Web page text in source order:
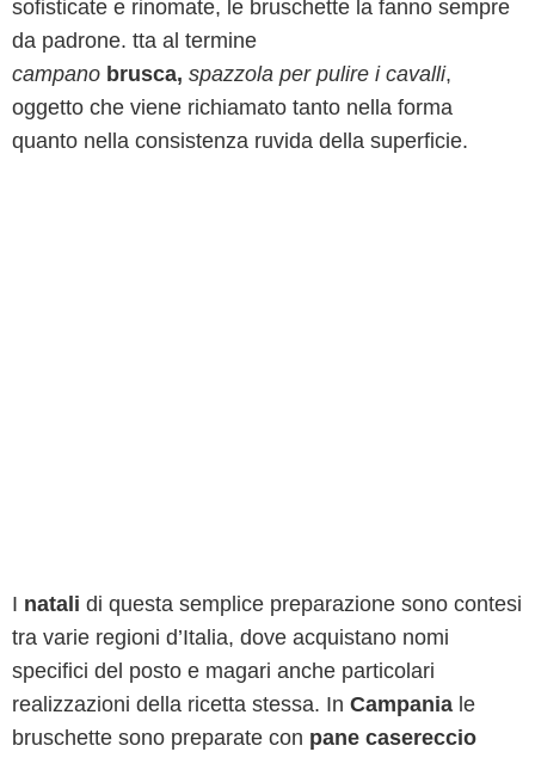
sofisticate e rinomate, le bruschette la fanno sempre
da padrone. tta al termine
campano brusca, spazzola per pulire i cavalli,
oggetto che viene richiamato tanto nella forma
quanto nella consistenza ruvida della superficie.
I natali di questa semplice preparazione sono contesi
tra varie regioni d’Italia, dove acquistano nomi
specifici del posto e magari anche particolari
realizzazioni della ricetta stessa. In Campania le
bruschette sono preparate con pane casereccio